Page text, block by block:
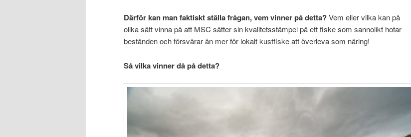
Därför kan man faktiskt ställa frågan, vem vinner på detta?Vem eller vilka kan på
olika sätt vinna på att MSC sätter sin kvalitetsstämpel på ett fiske som sannolikt hotar
bestånden och försvårar än mer för lokalt kustfiske att överleva som näring!
Så vilka vinner då på detta?